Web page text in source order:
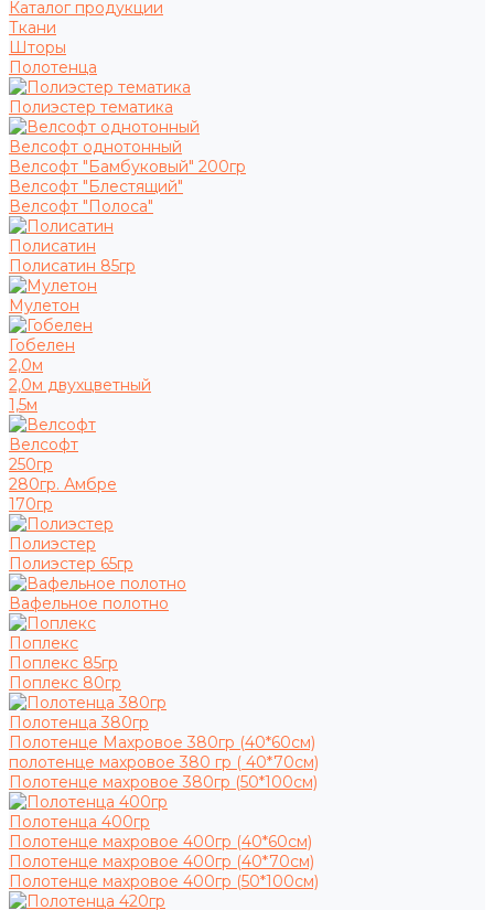
Каталог продукции
Ткани
Шторы
Полотенца
Полиэстер тематика
Велсофт однотонный
Велсофт "Бамбуковый" 200гр
Велсофт "Блестящий"
Велсофт "Полоса"
Полисатин
Полисатин 85гр
Мулетон
Гобелен
2,0м
2,0м двухцветный
1,5м
Велсофт
250гр
280гр. Амбре
170гр
Полиэстер
Полиэстер 65гр
Вафельное полотно
Поплекс
Поплекс 85гр
Поплекс 80гр
Полотенца 380гр
Полотенце Махровое 380гр (40*60см)
полотенце махровое 380 гр ( 40*70см)
Полотенце махровое 380гр (50*100см)
Полотенца 400гр
Полотенце махровое 400гр (40*60см)
Полотенце махровое 400гр (40*70см)
Полотенце махровое 400гр (50*100см)